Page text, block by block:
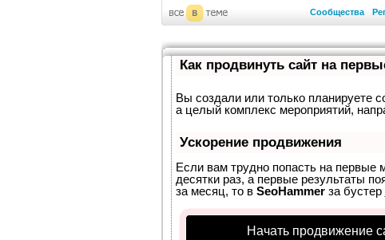
Сообщества
Как продвинуть сайт на
Вы создали или только планируете
а целый комплекс мероприятий,
Ускорение продвижения
Если вам трудно попасть на первые
десятки раз, а первые результаты
за месяц, то в SeoHammerза бустер
Начать продвижение